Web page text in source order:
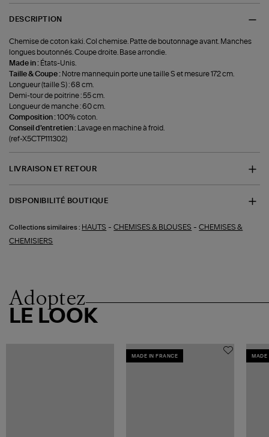
DESCRIPTION
Chemise de coton kaki. Col chemise. Patte de boutonnage avant. Manches
longues boutonnés. Coupe droite. Base arrondie.
Made in : États-Unis.
Taille & Coupe : Notre mannequin porte une taille S et mesure 172 cm.
Longueur (taille S) : 68 cm.
Demi-tour de poitrine : 55 cm.
Longueur de manche : 60 cm.
Composition :100% coton.
Conseil d'entretien :
Lavage en machine à froid.
(ref-X5CTP111302)
LIVRAISON ET RETOUR
DISPONIBILITÉ BOUTIQUE
Collections similaires : HAUTS -CHEMISES & BLOUSES -CHEMISES &
CHEMISIERS
Adoptez
LE LOOK
MADE IN FRANCE MADE